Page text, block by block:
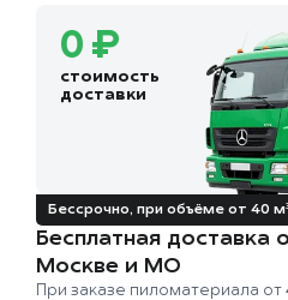
0 ₽
стоимость
доставки
Бессрочно, при объёме от 40
Бесплатная доставка
Москве и МО
При заказе пиломатериала от